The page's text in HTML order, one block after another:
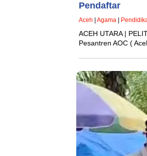
Pendaftar
Aceh Agama
ACEH UTARA |
Pesantren AOC (